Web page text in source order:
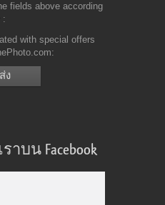
fields above according
with special offers
บน Facebook